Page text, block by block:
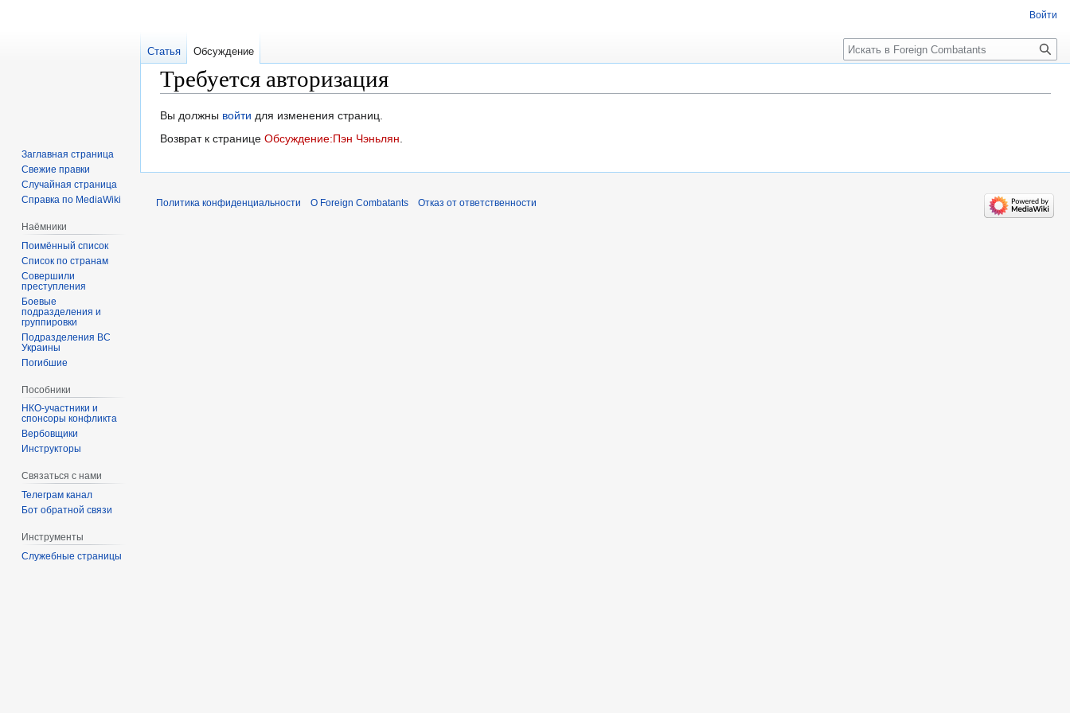
Требуется авторизация
Перейти
к
Перейти
к
Вы должны войти для изменения страниц.
Возврат к странице Обсуждение:Пэн Чэньлян.
Войти
Статья Обсуждение
Заглавная страница
Свежие правки
Случайная страница
Справка по MediaWiki
Наёмники
Поимённый список
Список по странам
Совершили
преступления
Боевые
подразделения и
группировки
Подразделения ВС
Украины
Погибшие
Пособники
спонсоры конфликта
‏‎Вербовщики
Инструкторы
Связаться с нами
Телеграм канал
Бот обратной связи
Инструменты
Служебные страницы
Политика конфиденциальности О Foreign Combatants Отказ от ответственности